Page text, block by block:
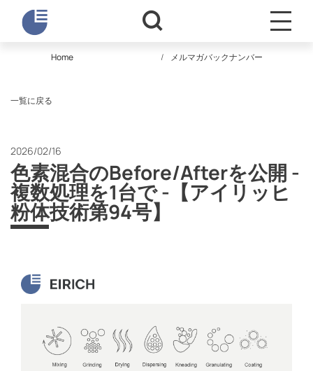
Home メルマガバックナンバー
一覧に戻る
2026/02/16
色素混合のBefore/Afterを公開 -
複数処理を1台で -【アイリッヒ
粉体技術第94号】